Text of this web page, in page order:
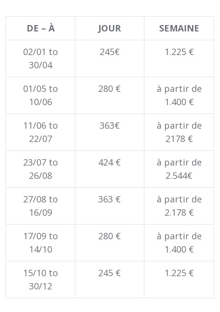
DE – À JOUR
SEMAINE
02/01 to
30/04
245€ 1.225 €
01/05 to
10/06
280 €
à partir de
1.400 €
11/06 to
22/07
363€
à partir de
2178 €
23/07 to
26/08
424 €
à partir de
2.544€
27/08 to
16/09
363 €
à partir de
2.178 €
17/09 to
14/10
280 €
à partir de
1.400 €
15/10 to
30/12
245 € 1.225 €